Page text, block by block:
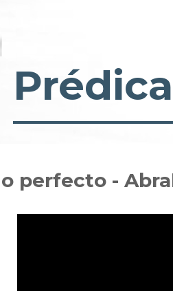
perfecto -